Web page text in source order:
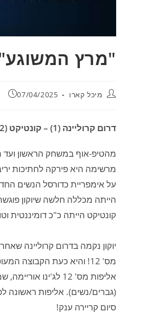
"מרץ
מחבר:
מיכל קארו פורסם:
07/04/2025
דרום קרוליינה (1) – קונטיקט (2): 82-59
מהטיפ-אוף במשחק הראשון
מרשימה היא פירקה לחתיכות
על אימפריית כדורסל הנשים
הייתה מכללה חלשה שיוקון
קונטיקט הייתה כ"כ דומיננטית
מס' 12! והיא כעת הקבוצה המעוטרת ביותר בהיסטוריה של כדורסל המכללות גברים/נשים.
אליפות מס' 12
סיום קריירה ענק!